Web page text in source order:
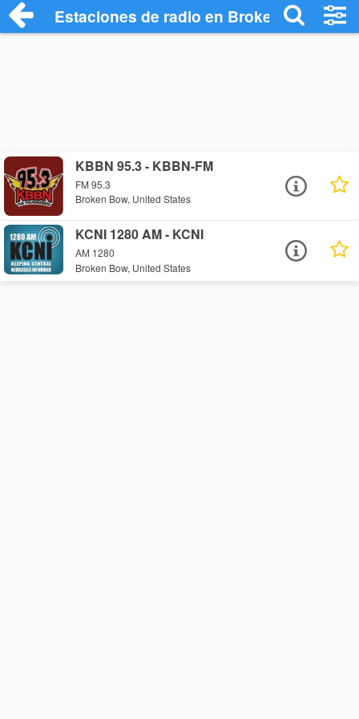
Estaciones de radio en Broken Bow -
KBBN 95.3 - KBBN-FM
FM 95.3
Broken Bow, United States
KCNI 1280 AM - KCNI
AM 1280
Broken Bow, United States